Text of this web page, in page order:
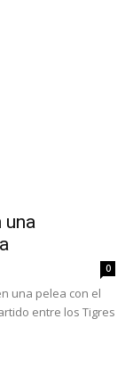
una
0
una pelea con el
entre los Tigres